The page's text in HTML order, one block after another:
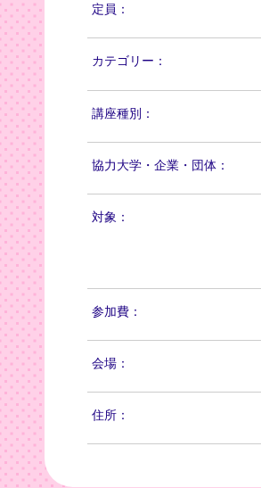
定員：
カテゴリー：
講座種別：
協力大学・ 企業・団体：
対象：
参加費：
会場：
住所：